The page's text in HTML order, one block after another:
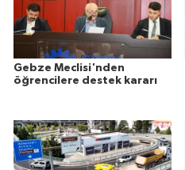
Gebze Meclisi'nden
öğrencilere destek kararı